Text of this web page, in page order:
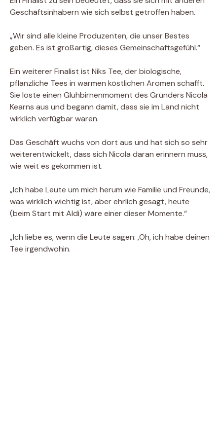
Geschäftsinhabern wie sich selbst getroffen haben.
„Wir sind alle kleine Produzenten, die unser Bestes
geben. Es ist großartig, dieses Gemeinschaftsgefühl.“
Ein weiterer Finalist ist Niks Tee, der biologische,
pflanzliche Tees in warmen köstlichen Aromen schafft.
Sie löste einen Glühbirnenmoment des Gründers Nicola
Kearns aus und begann damit, dass sie im Land nicht
wirklich verfügbar waren.
Das Geschäft wuchs von dort aus und hat sich so sehr
weiterentwickelt, dass sich Nicola daran erinnern muss,
wie weit es gekommen ist.
„Ich habe Leute um mich herum wie Familie und Freunde,
was wirklich wichtig ist, aber ehrlich gesagt, heute
(beim Start mit Aldi) wäre einer dieser Momente.“
„Ich liebe es, wenn die Leute sagen: ‚Oh, ich habe deinen
Tee irgendwohin.